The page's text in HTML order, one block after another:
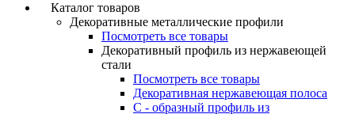
Каталог товаров
Декоративные металлические профили
Посмотреть все товары
Декоративный профиль из нержавеющей
стали
Посмотреть все товары
Декоративная нержавеющая полоса
С - образный профиль из